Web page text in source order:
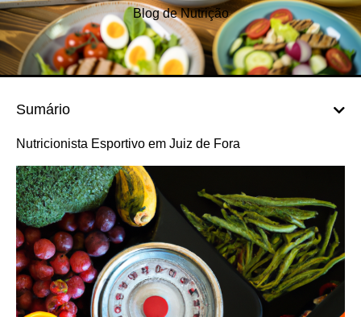
Blog de Nutrição
Sumário
Nutricionista Esportivo em Juiz de Fora